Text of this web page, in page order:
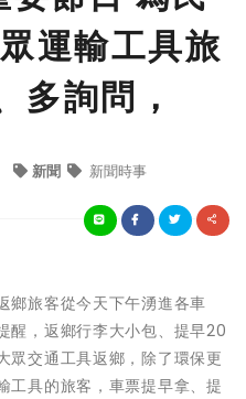
運輸工具旅
多詢問，
新聞 新聞時事
鄉旅客從今天下午湧進各車
醒，返鄉行李大小包、提早20
眾交通工具返鄉，除了環保更
工具的旅客，車票提早拿、提